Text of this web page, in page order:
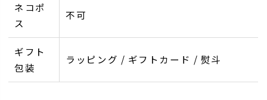
ネコポ
ス
不可
ギフト
包装
ラッピング / ギフトカード / 熨斗